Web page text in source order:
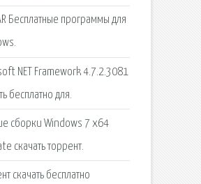
Бесплатные программы для
NET Framework 4.7.2.3081
бесплатно для.
сборки Windows 7 x64
скачать торрент.
cкачать бесплатно